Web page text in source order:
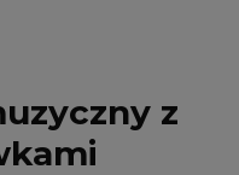
z